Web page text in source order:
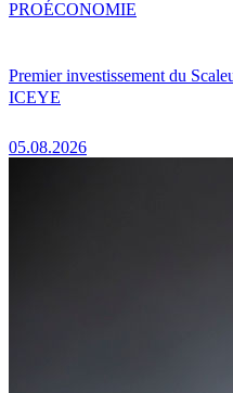
Premier investissement du
ICEYE
05.08.2026
PROÉCONOMIE